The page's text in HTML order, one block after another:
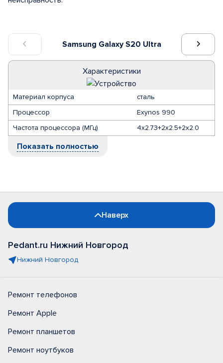
Samsung Galaxy S20 Ultra
Характеристики
Материал корпуса
сталь
Процессор
Exynos 990
Частота процессора (МГц)
4х2.73+2х2.5+2х2.0
Показать полностью
Наверх
Pedant.ru Нижний Новгород
Нижний Новгород
Ремонт телефонов
Ремонт Apple
Ремонт планшетов
Ремонт ноутбуков